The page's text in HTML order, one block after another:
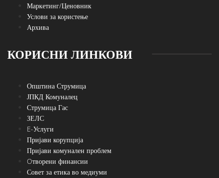
Маркетинг/Ценовник
Услови за користење
Архива
КОРИСНИ ЛИНКОВИ
Општина Струмица
ЈПКД Комуналец
Струмица Гас
ЗЕЛС
E-Услуги
Пријави корупција
Пријави комунален проблем
Oтворени финансии
Совет за етика во медиуми